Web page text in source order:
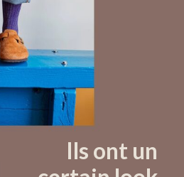
Ils ont un